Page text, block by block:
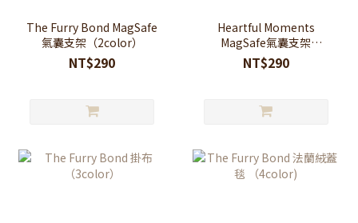
The Furry Bond MagSafe
氣囊支架（2color）
NT$290
Heartful Moments
MagSafe氣囊支架
（4color）
NT$290